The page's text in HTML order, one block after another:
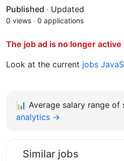
Published · Updated
0 views · 0 applications
The job ad is no longer active
Look at the current jobs
📊 Average salary range of
analytics →
Similar jobs